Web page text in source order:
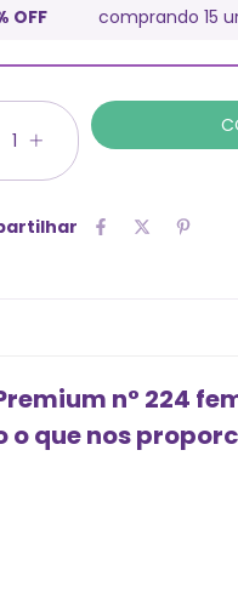
OFF
comprando 15
n° 224
que nos